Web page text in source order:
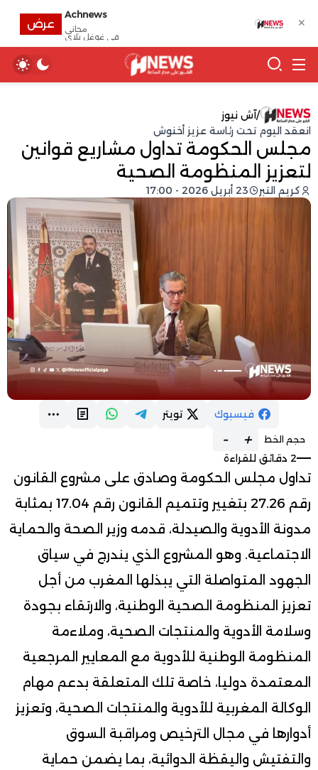
/آش نيوز
انعقد اليوم تحت رئاسة عزيز أخنوش
مجلس الحكومة تداول مشاريع قوانين
لتعزيز المنظومة الصحية
كريم التبر 23 أبريل 2026 - 17:00
فيسبوك تويتر
حجم الخط +
-
2 دقائق للقراءة
تداول مجلس الحكومة وصادق على مشروع القانون
رقم 27.26 بتغيير وتتميم القانون رقم 17.04 بمثابة
مدونة الأدوية والصيدلة، قدمه وزير الصحة والحماية
الاجتماعية. وهو المشروع الذي يندرج في سياق
الجهود المتواصلة التي يبذلها المغرب من أجل
تعزيز المنظومة الصحية الوطنية، والارتقاء بجودة
وسلامة الأدوية والمنتجات الصحية، وملاءمة
المنظومة الوطنية للأدوية مع المعايير المرجعية
المعتمدة دوليا، خاصة تلك المتعلقة بدعم مهام
الوكالة المغربية للأدوية والمنتجات الصحية، وتعزيز
أدوارها في مجال الترخيص ومراقبة السوق
والتفتيش واليقظة الدوائية، بما يضمن حماية
✕
Achnews
مجانى
في غوغل بلاي
عرض